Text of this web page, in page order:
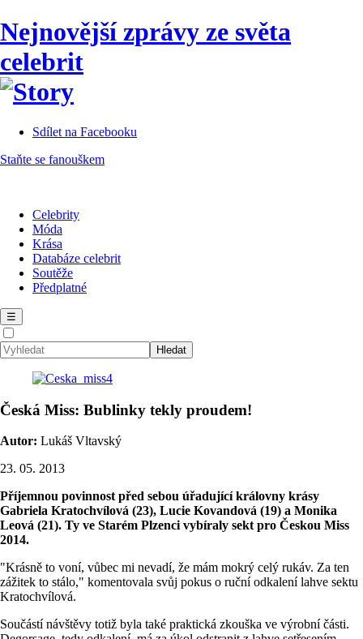
Nejnovější zprávy ze světa
celebrit
Sdílet na Facebooku
Staňte se fanouškem
Celebrity
Móda
Krása
Databáze celebrit
Soutěže
Předplatné
☰
Česká Miss: Bublinky tekly proudem!
Autor: Lukáš Vltavský
23. 05. 2013
Příjemnou povinnost před sebou úřadující královny krásy
Gabriela Kratochvílová (23), Lucie Kovandová (19) a Monika
Leová (21). Ty ve Starém Plzenci vybíraly sekt pro Českou Miss
2014.
"Krásně to voní, vůbec mi nevadí, že mám mokrý celý rukáv. Za ten
zážitek to stálo," komentovala svůj pokus o ruční odkalení lahve sektu
Kratochvílová.
Součástí návštěvy totiž byla také praktická zkouška ve výrobní části.